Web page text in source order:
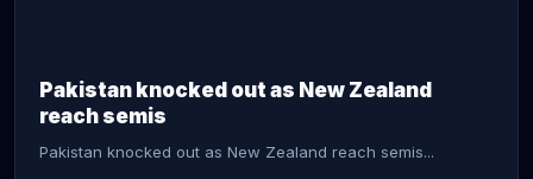
Pakistan knocked out as New Zealand
reach semis
Pakistan knocked out as New Zealand reach semis...